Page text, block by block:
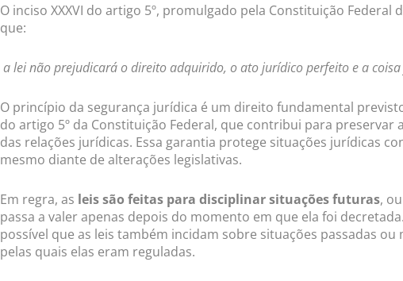
O inciso XXXVI do artigo 5º, promulgado pela Constituição Federal
que:
a lei não prejudicará o direito adquirido, o ato jurídico perfeito e a
O princípio da segurança jurídica é um direito fundamental
do artigo 5º da Constituição Federal, que contribui para preservar
das relações jurídicas. Essa garantia protege situações jurídicas
mesmo diante de alterações legislativas.
Em regra, as leis são feitas para disciplinar situações futuras,
passa a valer apenas depois do momento em que ela foi
possível que as leis também incidam sobre situações passadas
pelas quais elas eram reguladas.